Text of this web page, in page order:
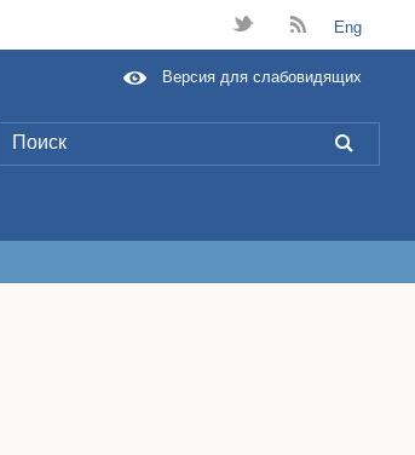
t B Eng
L
Версия для слабовидящих